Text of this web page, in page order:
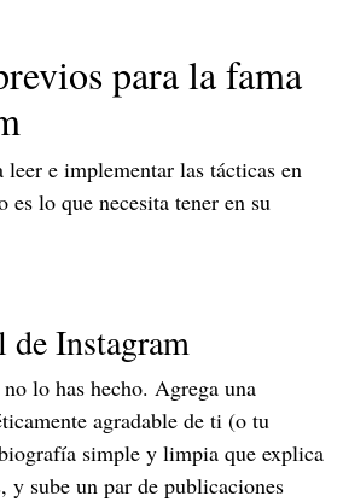
para la fama
leer e implementar las tácticas en
es lo que necesita tener en su
Instagram
lo has hecho. Agrega una
agradable de ti (o tu
simple y limpia que explica
y sube un par de publicaciones